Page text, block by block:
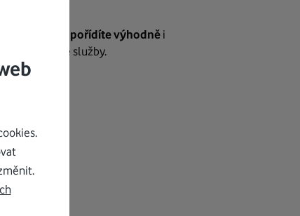
pořídíte výhodněi
další naše služby.